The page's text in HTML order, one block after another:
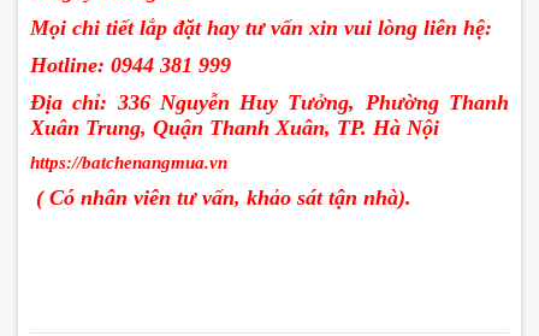
Mọi chi tiết lắp đặt hay tư vấn xin vui lòng liên hệ:
Hotline: 0944 381 999
Địa chỉ: 336 Nguyễn Huy Tưởng, Phường Thanh
Xuân Trung, Quận Thanh Xuân, TP. Hà Nội
https://batchenangmua.vn
( Có nhân viên tư vấn, khảo sát tận nhà).